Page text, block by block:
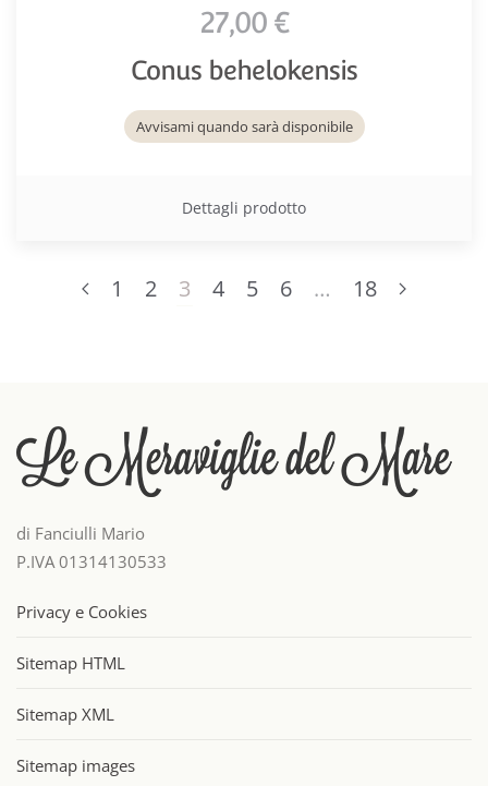
27,00 €
Conus behelokensis
Avvisami quando sarà disponibile
Dettagli prodotto
1 2 3 4 5 6 … 18
di Fanciulli Mario
P.IVA 01314130533
Privacy e Cookies
Sitemap HTML
Sitemap XML
Sitemap images